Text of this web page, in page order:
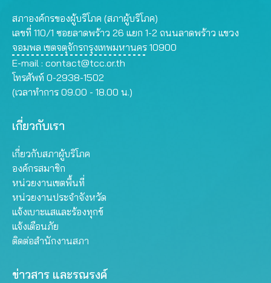
สภาองค์กรของผู้บริโภค (สภาผู้บริโภค)
เลขที่ 110/1 ซอยลาดพร้าว 26 แยก 1-2 ถนนลาดพร้าว แขวง
จอมพล เขตจตุจักรกรุงเทพมหานคร 10900
E-mail : contact@tcc.or.th
โทรศัพท์ 0-2938-1502
(เวลาทำการ 09.00 - 18.00 น.)
เกี่ยวกับเรา
เกี่ยวกับสภาผู้บริโภค
องค์กรสมาชิก
หน่วยงานเขตพื้นที่
หน่วยงานประจำจังหวัด
แจ้งเบาะแสและร้องทุกข์
แจ้งเตือนภัย
ติดต่อสำนักงานสภา
ข่าวสาร และรณรงค์